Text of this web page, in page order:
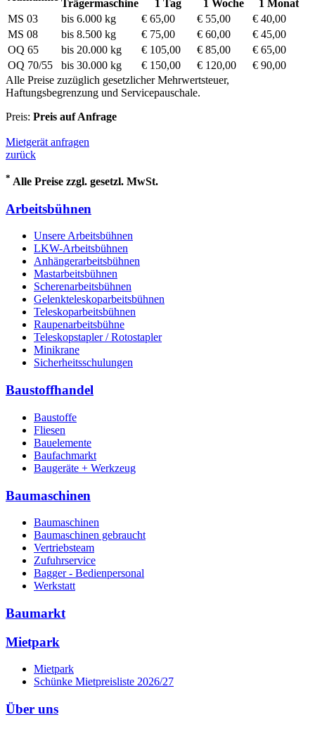
Trägermaschine 1 Tag 1 Woche
1 Monat
MS 03
bis 6.000 kg € 65,00 € 55,00
€ 40,00
MS 08
bis 8.500 kg € 75,00 € 60,00
€ 45,00
OQ 65
bis 20.000 kg € 105,00 € 85,00
€ 65,00
OQ 70/55
bis 30.000 kg € 150,00 € 120,00
€ 90,00
Alle Preise zuzüglich gesetzlicher Mehrwertsteuer,
Haftungsbegrenzung und Servicepauschale.
Preis: Preis auf Anfrage
Mietgerät anfragen
zurück
* Alle Preise zzgl. gesetzl. MwSt.
Arbeitsbühnen
Unsere Arbeitsbühnen
LKW-Arbeitsbühnen
Anhängerarbeitsbühnen
Mastarbeitsbühnen
Scherenarbeitsbühnen
Gelenkteleskoparbeitsbühnen
Teleskoparbeitsbühnen
Raupenarbeitsbühne
Teleskopstapler / Rotostapler
Minikrane
Sicherheitsschulungen
Baustoffhandel
Baustoffe
Fliesen
Bauelemente
Baufachmarkt
Baugeräte + Werkzeug
Baumaschinen
Baumaschinen
Baumaschinen gebraucht
Vertriebsteam
Zufuhrservice
Bagger - Bedienpersonal
Werkstatt
Baumarkt
Mietpark
Mietpark
Schünke Mietpreisliste 2026/27
Über uns